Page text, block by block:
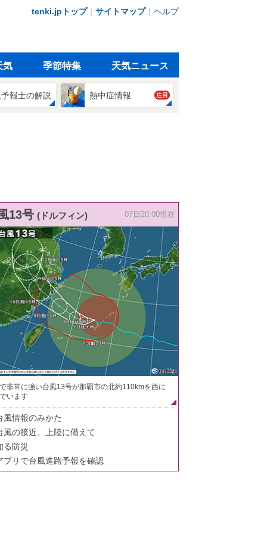
tenki.jpトップ｜ サイトマップ｜ ヘルプ
気 季節特集 天気ニュース
報士の解説 熱中症情報 注目
13号 (ドルフィン) 07日20:00現在
非常に強い台風13号が那覇市の北約110kmを西に
います
風情報のみかた
風の接近、上陸に備えて
る防災
プリで台風進路予報を確認